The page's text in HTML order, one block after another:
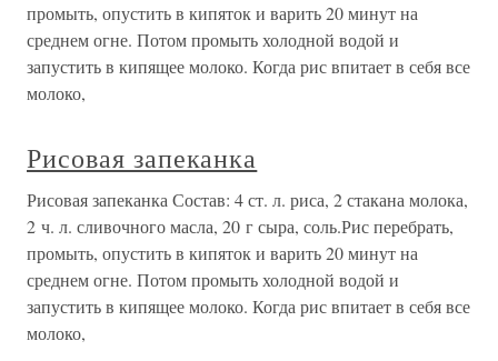
промыть, опустить в кипяток и варить 20 минут на
среднем огне. Потом промыть холодной водой и
запустить в кипящее молоко. Когда рис впитает в себя все
молоко,
Рисовая запеканка
Рисовая запеканка Состав: 4 ст. л. риса, 2 стакана молока,
2 ч. л. сливочного масла, 20 г сыра, соль.Рис перебрать,
промыть, опустить в кипяток и варить 20 минут на
среднем огне. Потом промыть холодной водой и
запустить в кипящее молоко. Когда рис впитает в себя все
молоко,